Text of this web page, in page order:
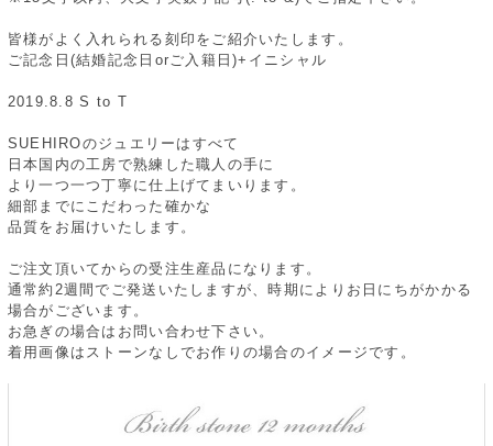
皆様がよく入れられる刻印をご紹介いたします。
ご記念日(結婚記念日orご入籍日)+イニシャル
2019.8.8 S to T
SUEHIROのジュエリーはすべて
日本国内の工房で熟練した職人の手に
より一つ一つ丁寧に仕上げてまいります。
細部までにこだわった確かな
品質をお届けいたします。
ご注文頂いてからの受注生産品になります。
通常約2週間でご発送いたしますが、時期によりお日にちがかかる
場合がございます。
お急ぎの場合はお問い合わせ下さい。
着用画像はストーンなしでお作りの場合のイメージです。